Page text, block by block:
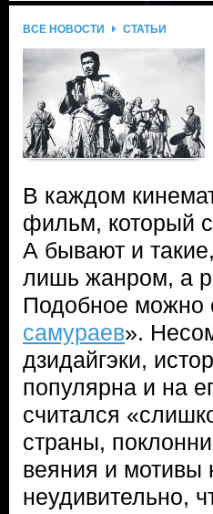
ВСЕ НОВОСТИ СТАТЬИ
В каждом
фильм, который
А бывают и
лишь жанром, а
Подобное можно
самураев».
дзидайгэки,
популярна и на
считался
страны,
веяния и мотивы
неудивительно,